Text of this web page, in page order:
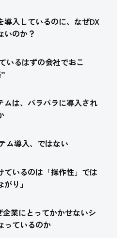
導入しているのに、なぜDX
いのか？
いるはずの会社でおこ
ムは、バラバラに導入され
ム導入、ではない
ているのは「操作性」では
り」
企業にとってかかせないシ
っているのか